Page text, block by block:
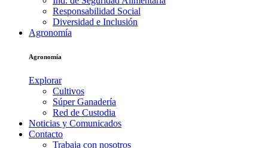
Responsabilidad Social
Diversidad e Inclusión
Agronomía
Agronomía
Explorar
Cultivos
Súper Ganadería
Red de Custodia
Noticias y Comunicados
Contacto
Trabaja con nosotros